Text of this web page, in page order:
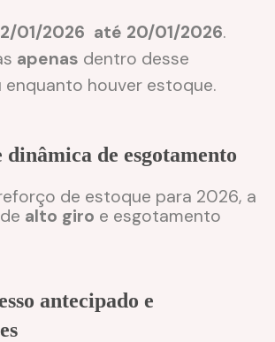
01/2026 até 20/01/2026.
apenas dentro desse
houver estoque.
dinâmica de esgotamento
de estoque para 2026, a
alto giro e esgotamento
antecipado e